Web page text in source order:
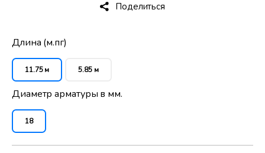
Поделиться
Длина (м.пг)
11.75 м 5.85 м
Диаметр арматуры в мм.
18